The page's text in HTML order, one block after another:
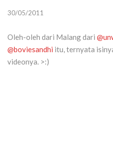
30/05/2011
Oleh-oleh dari Malang dari
@boviesandhi itu, ternyata
videonya. >:)